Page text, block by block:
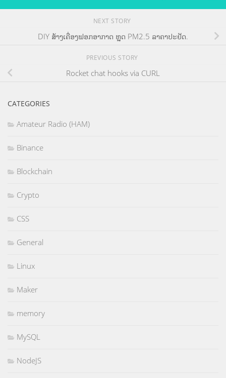
NEXT STORY
DIY ສ້າງເຄື່ອງຟອກອາກາດ ຫຼຸດ PM2.5 ລາຄາປະຢັດ.
PREVIOUS STORY
Rocket chat hooks via CURL
CATEGORIES
Amateur Radio (HAM)
Binance
Blockchain
Crypto
CSS
General
Linux
Maker
memory
MySQL
NodeJS